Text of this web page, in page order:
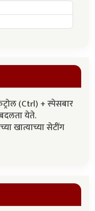
(Ctrl) + स्पेसबार
येते.
खात्याच्या सेटींग